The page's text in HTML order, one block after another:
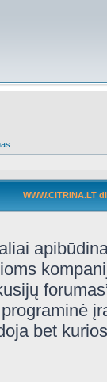
WWW.CITRINA.LT
programinė
bet